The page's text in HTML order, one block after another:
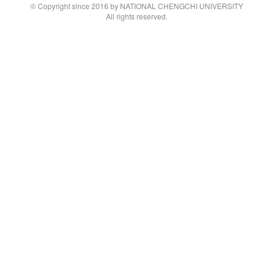
© Copyright since 2016 by NATIONAL CHENGCHI UNIVERSITY
All rights reserved.